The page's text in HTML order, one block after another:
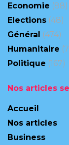
Economie (88)
Elections (48)
Général (474)
Humanitaire
Politique (167)
Nos articles
Accueil
Nos articles
Business